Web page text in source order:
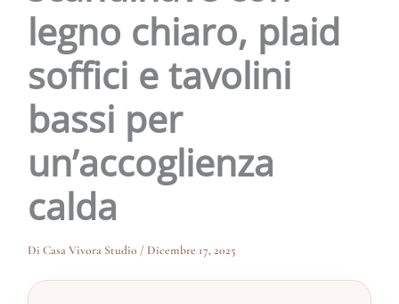
legno chiaro, plaid
soffici e tavolini
bassi per
un’accoglienza
calda
Di Casa Vivora Studio/ Dicembre 17, 2025